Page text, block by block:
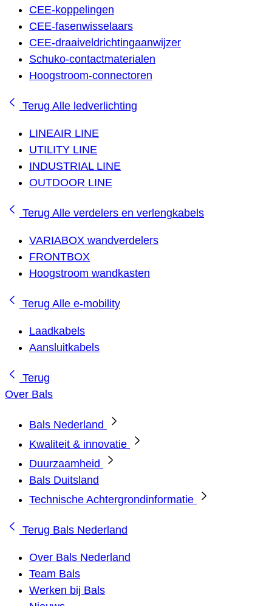
CEE-koppelingen
CEE-fasenwisselaars
CEE-draaiveldrichtingaanwijzer
Schuko-contactmaterialen
Hoogstroom-connectoren
Terug Alle ledverlichting
LINEAIR LINE
UTILITY LINE
INDUSTRIAL LINE
OUTDOOR LINE
Terug Alle verdelers en verlengkabels
VARIABOX wandverdelers
FRONTBOX
Hoogstroom wandkasten
Terug Alle e-mobility
Laadkabels
Aansluitkabels
Terug
Over Bals
Bals Nederland
Kwaliteit & innovatie
Duurzaamheid
Bals Duitsland
Technische Achtergrondinformatie
Terug Bals Nederland
Over Bals Nederland
Team Bals
Werken bij Bals